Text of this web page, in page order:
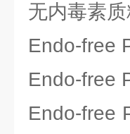
无内毒素
Endo-free
Endo-free
Endo-free